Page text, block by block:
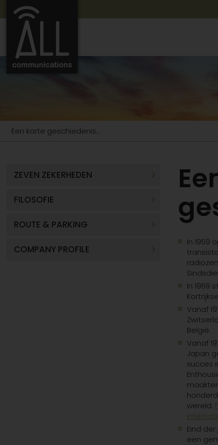
Een korte geschiedenis...
ZEVEN ZEKERHEDEN
FILOSOFIE
ROUTE & PARKING
COMPANY PROFILE
In 1959
In 1969
Vanaf
België.
Vanaf
Japan
succes
wereld.
Eind
een